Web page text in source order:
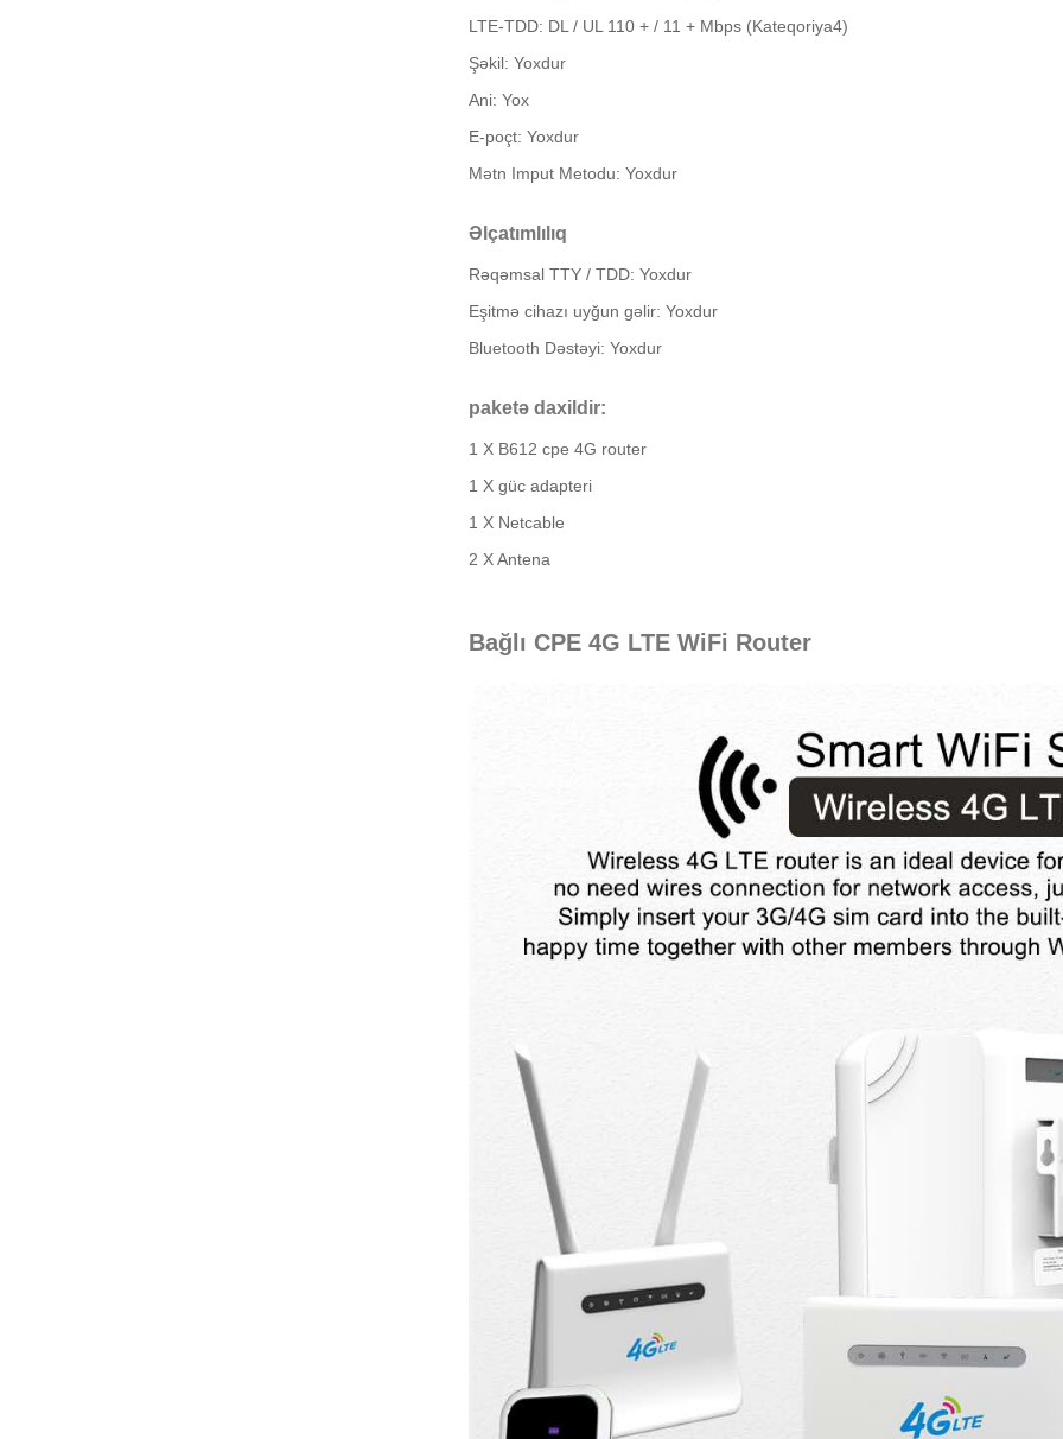
LTE-TDD: DL / UL 110 + / 11 + Mbps (Kateqoriya4)
Şəkil: Yoxdur
Ani: Yox
E-poçt: Yoxdur
Mətn Imput Metodu: Yoxdur
Əlçatımlılıq
Rəqəmsal TTY / TDD: Yoxdur
Eşitmə cihazı uyğun gəlir: Yoxdur
Bluetooth Dəstəyi: Yoxdur
paketə daxildir:
1 X B612 cpe 4G router
1 X güc adapteri
1 X Netcable
2 X Antena
Bağlı CPE 4G LTE WiFi Router